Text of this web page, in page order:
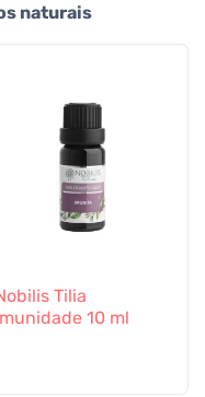
naturais
Tilia
10 ml